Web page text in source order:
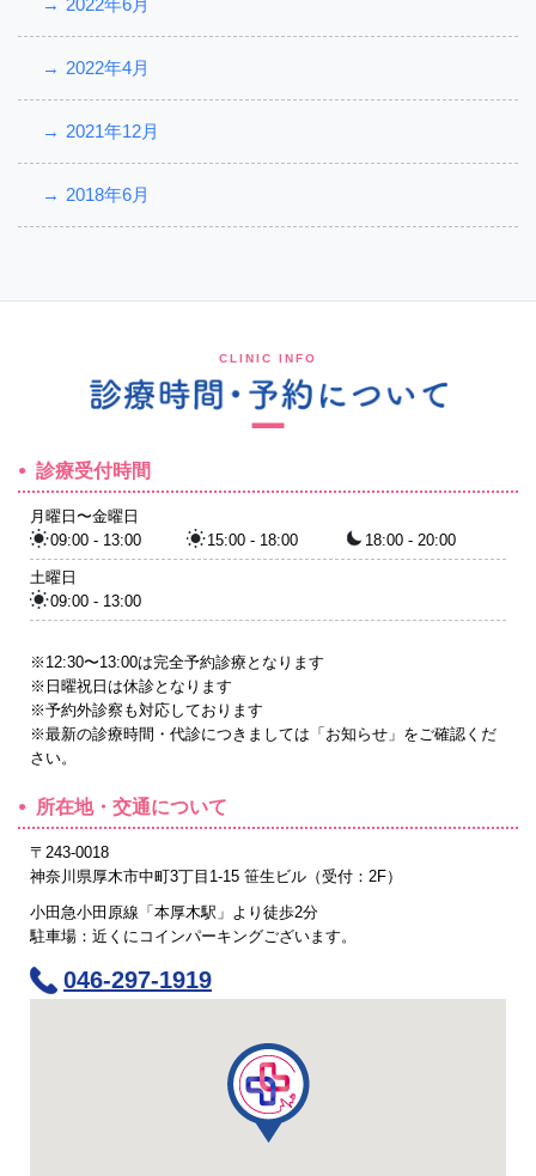
2022年6月
2022年4月
2021年12月
2018年6月
CLINIC INFO
診療受付時間
月曜日〜金曜日
09:00 - 13:00
15:00 - 18:00 18:00 - 20:00
土曜日
09:00 - 13:00
※12:30〜13:00は完全予約診療となります
※日曜祝日は休診となります
※予約外診察も対応しております
※最新の診療時間・代診につきましては「お知らせ」をご確認くだ
さい。
所在地・交通について
〒243-0018
神奈川県厚木市中町3丁目1-15 笹生ビル（受付：2F）
小田急小田原線「本厚木駅」より徒歩2分
駐車場：近くにコインパーキングございます。
046-297-1919